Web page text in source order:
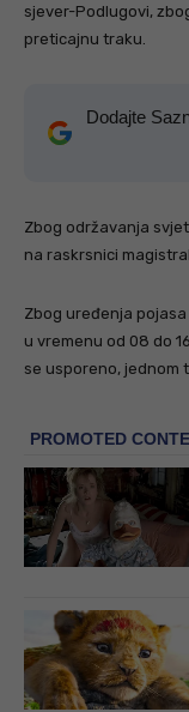
sjever-Podlugovi,
preticajnu traku.
Dodajte
Zbog održavanja
na raskrsnici
Zbog uređenja
u vremenu od 08 do
se usporeno, jednom